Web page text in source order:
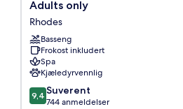
&
Spa
-
Adults
only
Rhodes
Adults only
Rhodes
Basseng
Frokost inkludert
Spa
Kjæledyrvennlig
9.4
av
9,4 Suverent
744 anmeldelser